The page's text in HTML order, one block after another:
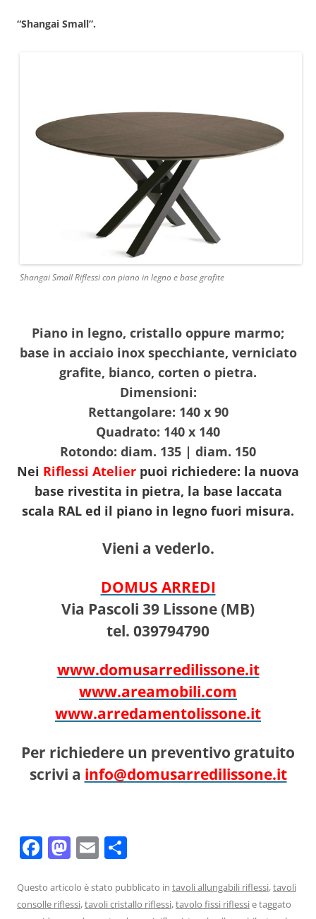
“Shangai Small”.
Shangai Small Riflessi con piano in legno e base grafite
Piano in legno, cristallo oppure marmo;
base in acciaio inox specchiante, verniciato
grafite, bianco, corten o pietra.
Dimensioni:
Rettangolare: 140 x 90
Quadrato: 140 x 140
Rotondo: diam. 135 | diam. 150
Nei Riflessi Atelier puoi richiedere: la nuova
base rivestita in pietra, la base laccata
scala RAL ed il piano in legno fuori misura.
Vieni a vederlo.
DOMUS ARREDI
Via Pascoli 39 Lissone (MB)
tel. 039794790
www.domusarredilissone.it
www.areamobili.com
www.arredamentolissone.it
Per richiedere un preventivo gratuito
scrivi a info@domusarredilissone.it
F
c
M
st
E
ai n
Questo articolo è stato pubblicato in tavoli allungabili riflessi,tavoli
consolle riflessi,tavoli cristallo riflessi,tavolo fissi riflessie taggato